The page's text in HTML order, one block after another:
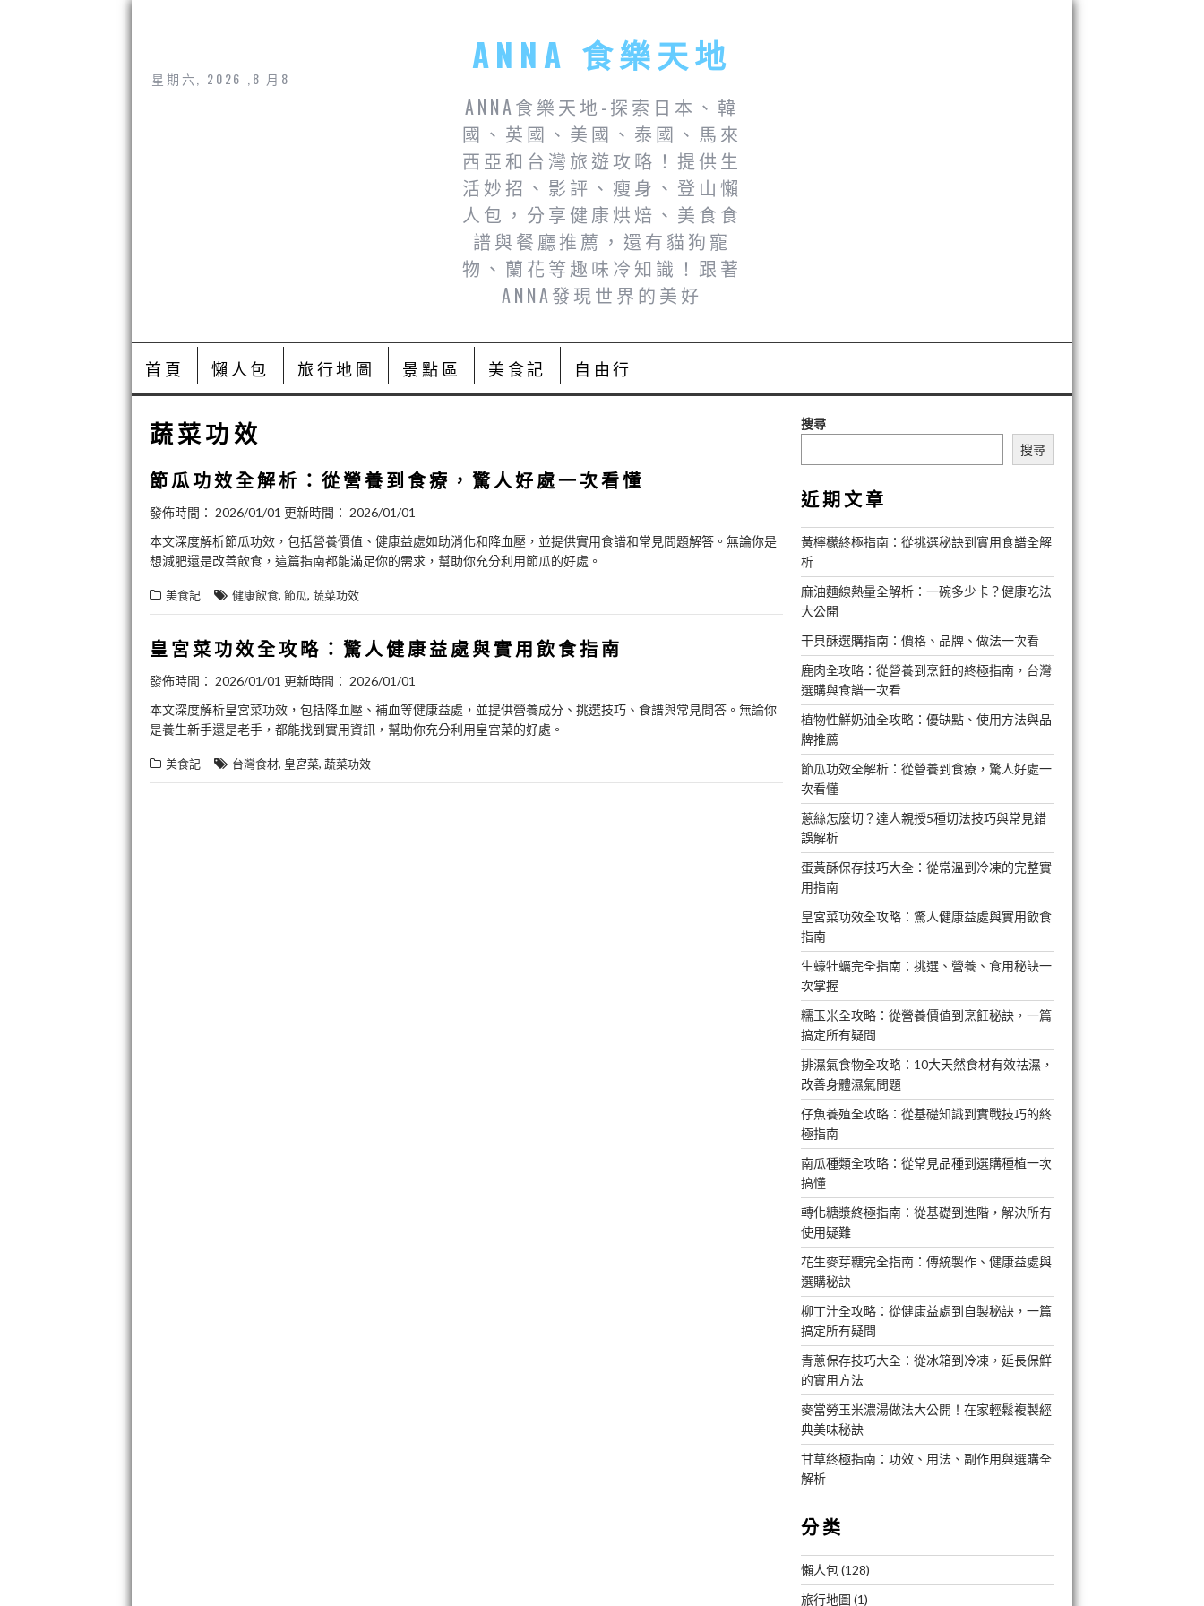
星期六, 2026 ,8 月8
ANNA 食樂天地
ANNA食樂天地-探索日本、韓
國、英國、美國、泰國、馬來
西亞和台灣旅遊攻略！提供生
活妙招、影評、瘦身、登山懶
人包，分享健康烘焙、美食食
譜與餐廳推薦，還有貓狗寵
物、蘭花等趣味冷知識！跟著
ANNA發現世界的美好
首頁 懶人包 旅行地圖 景點區 美食記 自由行
蔬菜功效
節瓜功效全解析：從營養到食療，驚人好處一次看懂
發佈時間： 2026/01/01 更新時間： 2026/01/01
本文深度解析節瓜功效，包括營養價值、健康益處如助消化和降血壓，並提供實用食譜和常見問題解答。無論你是
想減肥還是改善飲食，這篇指南都能滿足你的需求，幫助你充分利用節瓜的好處。
美食記 健康飲食, 節瓜, 蔬菜功效
皇宮菜功效全攻略：驚人健康益處與實用飲食指南
發佈時間： 2026/01/01 更新時間： 2026/01/01
本文深度解析皇宮菜功效，包括降血壓、補血等健康益處，並提供營養成分、挑選技巧、食譜與常見問答。無論你
是養生新手還是老手，都能找到實用資訊，幫助你充分利用皇宮菜的好處。
美食記 台灣食材, 皇宮菜, 蔬菜功效
搜尋
搜尋
近期文章
黃檸檬終極指南：從挑選秘訣到實用食譜全解
析
麻油麵線熱量全解析：一碗多少卡？健康吃法
大公開
干貝酥選購指南：價格、品牌、做法一次看
鹿肉全攻略：從營養到烹飪的終極指南，台灣
選購與食譜一次看
植物性鮮奶油全攻略：優缺點、使用方法與品
牌推薦
節瓜功效全解析：從營養到食療，驚人好處一
次看懂
蔥絲怎麼切？達人親授5種切法技巧與常見錯
誤解析
蛋黃酥保存技巧大全：從常溫到冷凍的完整實
用指南
皇宮菜功效全攻略：驚人健康益處與實用飲食
指南
生蠔牡蠣完全指南：挑選、營養、食用秘訣一
次掌握
糯玉米全攻略：從營養價值到烹飪秘訣，一篇
搞定所有疑問
排濕氣食物全攻略：10大天然食材有效祛濕，
改善身體濕氣問題
仔魚養殖全攻略：從基礎知識到實戰技巧的終
極指南
南瓜種類全攻略：從常見品種到選購種植一次
搞懂
轉化糖漿終極指南：從基礎到進階，解決所有
使用疑難
花生麥芽糖完全指南：傳統製作、健康益處與
選購秘訣
柳丁汁全攻略：從健康益處到自製秘訣，一篇
搞定所有疑問
青蔥保存技巧大全：從冰箱到冷凍，延長保鮮
的實用方法
麥當勞玉米濃湯做法大公開！在家輕鬆複製經
典美味秘訣
甘草終極指南：功效、用法、副作用與選購全
解析
分类
懶人包 (128)
旅行地圖 (1)